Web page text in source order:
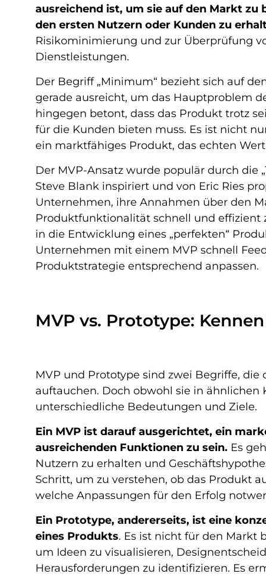
ausreichend ist, um sie auf den Markt
den ersten Nutzern oder Kunden zu
Risikominimierung und zur Überprüfung
Dienstleistungen.
Der Begriff „Minimum“ bezieht sich auf
gerade ausreicht, um das Hauptproblem
hingegen betont, dass das Produkt trotz
für die Kunden bieten muss. Es ist nicht
ein marktfähiges Produkt, das echten
Der MVP-Ansatz wurde populär durch die
Steve Blank inspiriert und von Eric Ries
Unternehmen, ihre Annahmen über den
Produktfunktionalität schnell und effizient
in die Entwicklung eines „perfekten“
Unternehmen mit einem MVP schnell
Produktstrategie entsprechend anpassen.
MVP vs. Prototype:
MVP und Prototype sind zwei Begriffe,
auftauchen. Doch obwohl sie in
unterschiedliche Bedeutungen und Ziele.
Ein MVP ist darauf ausgerichtet, ein
ausreichenden Funktionen zu sein. Es
Nutzern zu erhalten und
Schritt, um zu verstehen, ob das Produkt
welche Anpassungen für den Erfolg
Ein Prototype, andererseits, ist eine
eines Produkts. Es ist nicht für den Markt
um Ideen zu visualisieren,
Herausforderungen zu identifizieren. Es